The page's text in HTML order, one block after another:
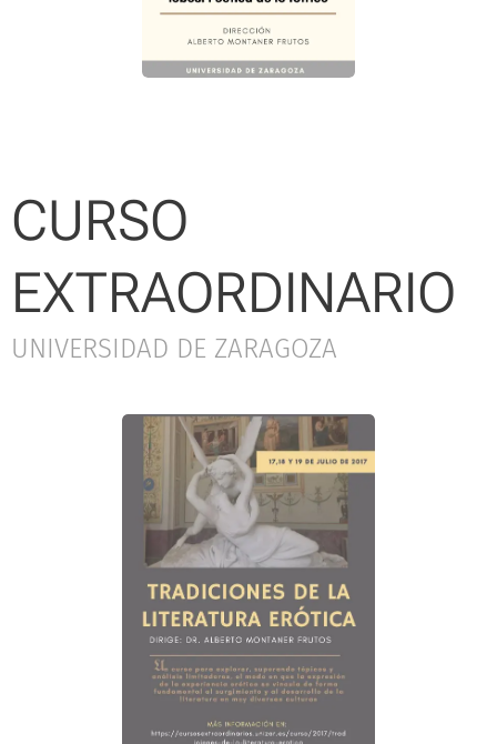
CURSO
EXTRAORDINARIO
UNIVERSIDAD DE ZARAGOZA